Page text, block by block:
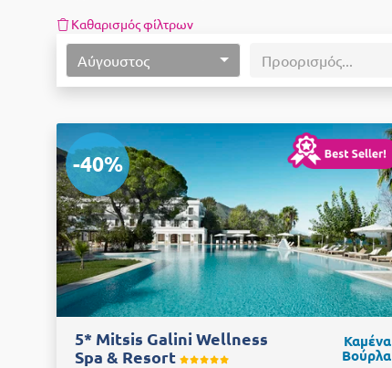
Καθαρισμός φίλτρων
Αύγουστος Προορισμός...
-40%
5* Mitsis Galini Wellness
Spa & Resort
Καμένα
Βούρλα